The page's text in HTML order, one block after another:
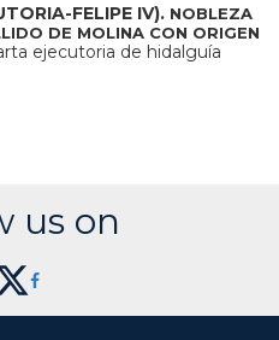
FELIPE IV). NOBLEZA
DE MOLINA CON ORIGEN
ejecutoria de hidalguía
en 4º. 12 h.
de 1646 con la firma del rey
Enc. en plena piel
us on